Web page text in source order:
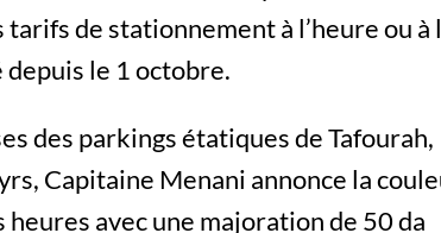
de stationnement à l’heure ou à
le 1 octobre.
des parkings étatiques de Tafourah,
Capitaine Menani annonce la
avec une majoration de 50 da